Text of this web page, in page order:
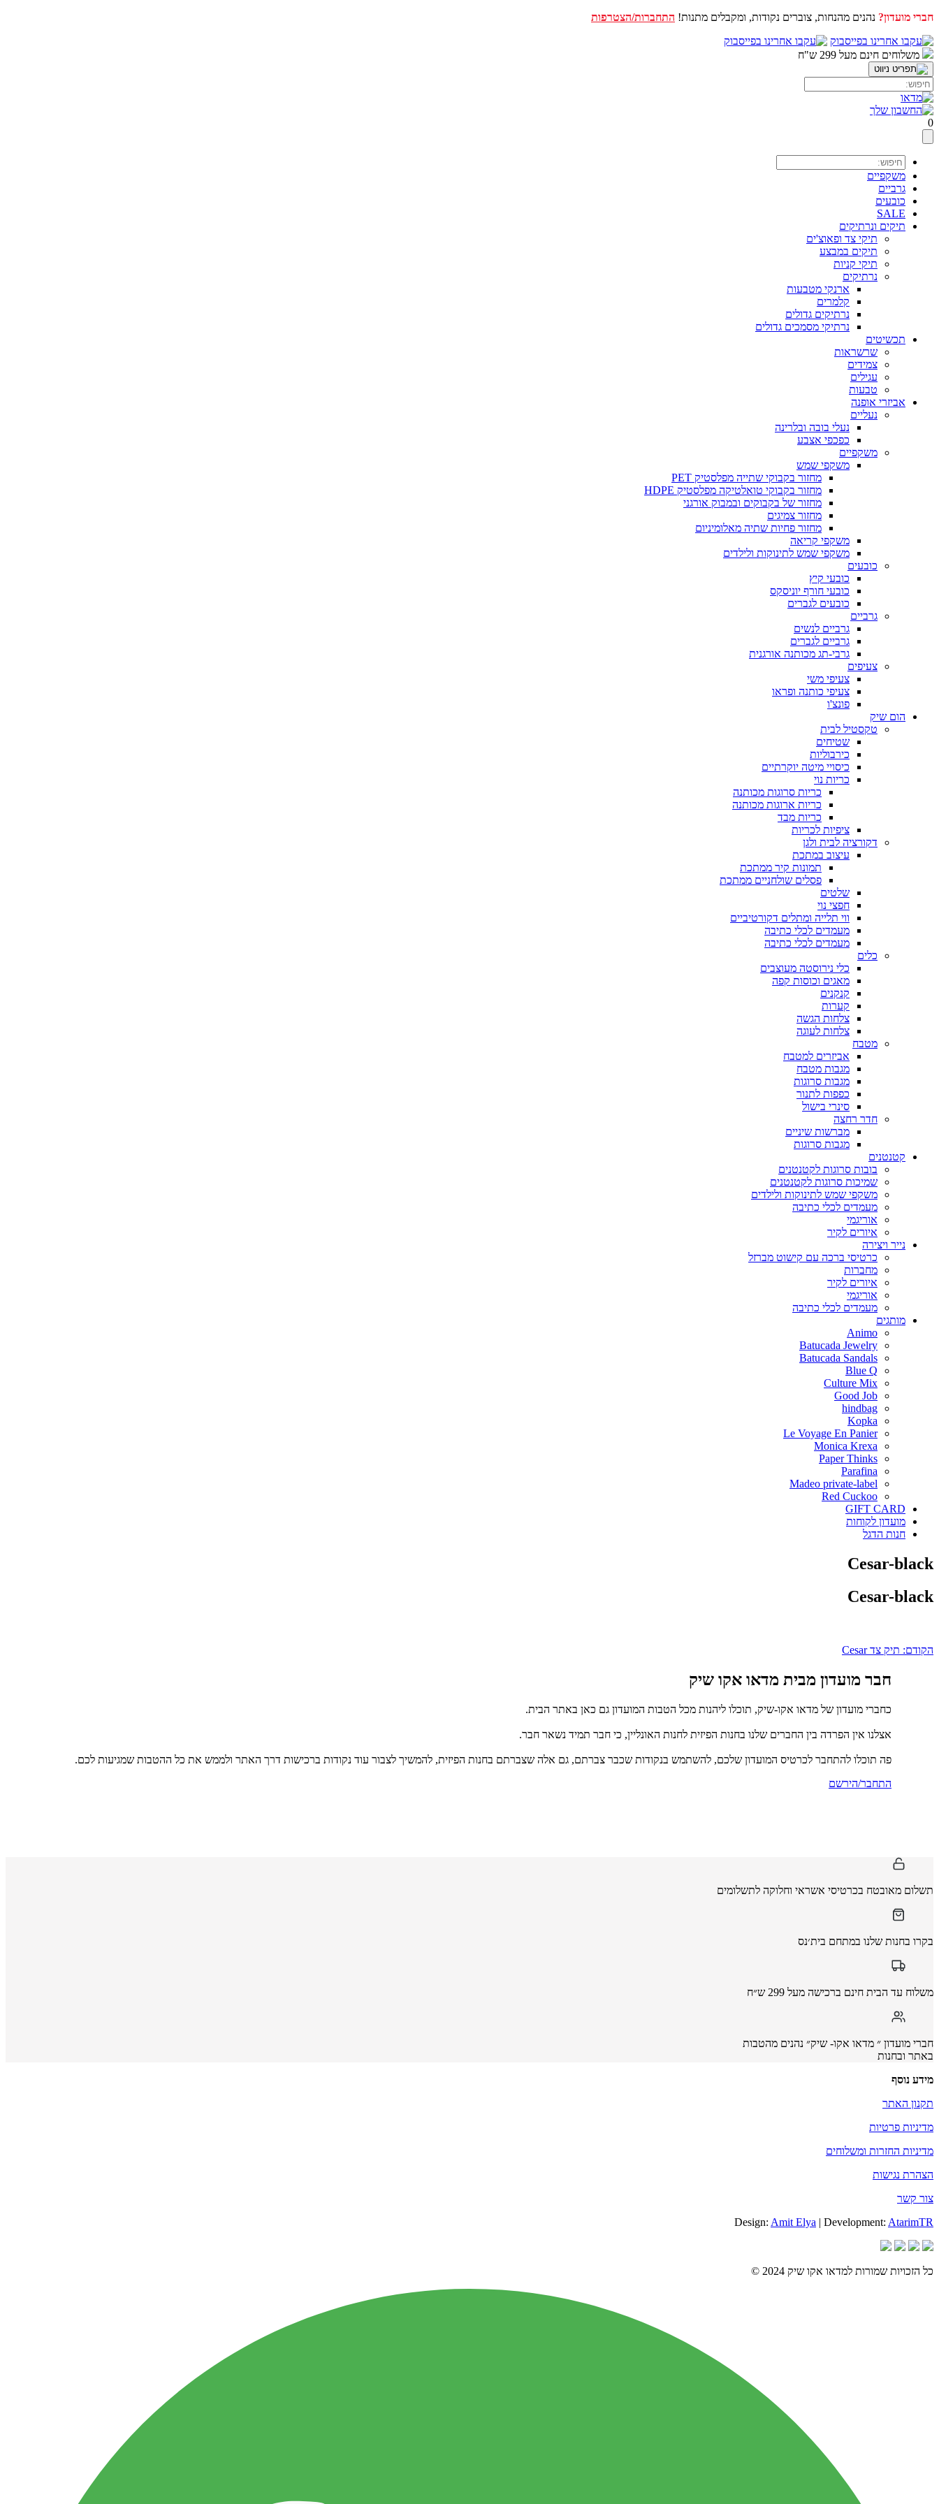
חברי מועדון? נהנים מהנחות, צוברים נקודות, ומקבלים מתנות! התחברות/הצטרפות
דלג
לתוכןמשלוחים חינם מעל 299 ש"ח
0
משקפיים
גרביים
כובעים
SALE
תיקים ונרתיקים
תיקי צד ופאוצ'ים
תיקים במבצע
תיקי קניות
נרתיקים
ארנקי מטבעות
קלמרים
נרתיקים גדולים
נרתיקי מסמכים גדולים
תכשיטים
שרשראות
צמידים
עגילים
טבעות
אביזרי אופנה
נעליים
נעלי בובה ובלרינה
כפכפי אצבע
משקפיים
משקפי שמש
מחזור בקבוקי שתייה מפלסטיק PET
מחזור בקבוקי טואלטיקה מפלסטיק HDPE
מחזור של בקבוקים ובמבוק אורגני
מחזור צמיגים
מחזור פחיות שתיה מאלומיניום
משקפי קריאה
משקפי שמש לתינוקות ולילדים
כובעים
כובעי קיץ
כובעי חורף יוניסקס
כובעים לגברים
גרביים
גרביים לנשים
גרביים לגברים
גרבי-תג מכותנה אורגנית
צעיפים
צעיפי משי
צעיפי כותנה ופראו
פונצ'ו
הום שיק
טקסטיל לבית
שטיחים
כירבוליות
כיסויי מיטה יוקרתיים
כריות נוי
כריות סרוגות מכותנה
כריות ארוגות מכותנה
כריות מבד
ציפיות לכריות
דקורציה לבית ולגן
עיצוב במתכת
תמונות קיר ממתכת
פסלים שולחניים ממתכת
שלטים
חפצי נוי
ווי תלייה ומתלים דקורטיביים
מעמדים לכלי כתיבה
מעמדים לכלי כתיבה
כלים
כלי נירוסטה מעוצבים
מאגים וכוסות קפה
קנקנים
קערות
צלחות הגשה
צלחות לעוגה
מטבח
אביזרים למטבח
מגבות מטבח
מגבות סרוגות
כפפות לתנור
סינרי בישול
חדר רחצה
מברשות שיניים
מגבות סרוגות
קטנטנים
בובות סרוגות לקטנטנים
שמיכות סרוגות לקטנטנים
משקפי שמש לתינוקות ולילדים
מעמדים לכלי כתיבה
אוריגמי
איורים לקיר
נייר ויצירה
כרטיסי ברכה עם קישוט מברזל
מחברות
איורים לקיר
אוריגמי
מעמדים לכלי כתיבה
מותגים
Animo
Batucada Jewelry
Batucada Sandals
Blue Q
Culture Mix
Good Job
hindbag
Kopka
Le Voyage En Panier
Monica Krexa
Paper Thinks
Parafina
Madeo private-label
Red Cuckoo
GIFT CARD
מועדון לקוחות
חנות הדגל
Cesar-black
Cesar-black
ניווט
הקודם: תיק צד Cesar
חבר מועדון מבית מדאו אקו שיק
כחברי מועדון של מדאו אקו-שיק, תוכלו ליהנות מכל הטבות המועדון גם כאן באתר הבית.
אצלנו אין הפרדה בין החברים שלנו בחנות הפיזית לחנות האונליין, כי חבר תמיד נשאר חבר.
פה תוכלו להתחבר לכרטיס המועדון שלכם, להשתמש בנקודות שכבר צברתם, גם אלה שצברתם בחנות הפיזית, להמשיך לצבור עוד נקודות ברכישות דרך האתר ולממש את כל ההטבות שמגיעות לכם.
התחבר/הירשם
תשלום מאובטח בכרטיסי אשראי וחלוקה לתשלומים
בקרו בחנות שלנו במתחם בית׳נס
משלוח עד הבית חינם ברכישה מעל 299 ש״ח
חברי מועדון ״ מדאו אקו- שיק״ נהנים מהטבות
באתר ובחנות
מידע נוסף
תקנון האתר
מדיניות פרטיות
מדיניות החזרות ומשלוחים
הצהרת נגישות
צור קשר
Design: Amit Elya | Development: AtarimTR
כל הזכויות שמורות למדאו אקו שיק 2024 ©